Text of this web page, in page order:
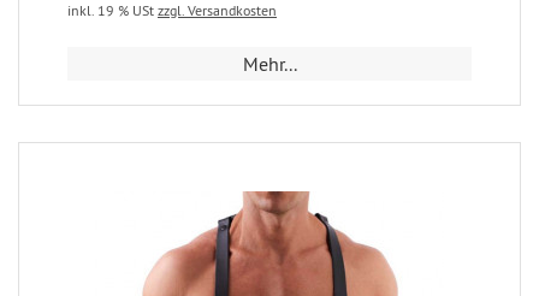
inkl. 19 % USt zzgl. Versandkosten
Mehr...